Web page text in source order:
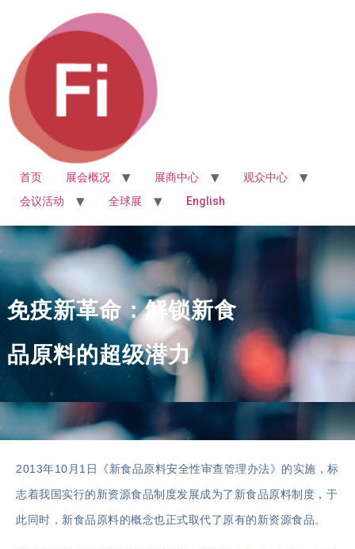
首页 展会概况 展商中心
观众中心
会议活动
全球展 English
免疫新革命：解锁新食
品原料的超级潜力
2013年10月1日《新食品原料安全性审查管理办法》的实施，标
志着我国实行的新资源食品制度发展成为了新食品原料制度，于
此同时，新食品原料的概念也正式取代了原有的新资源食品。